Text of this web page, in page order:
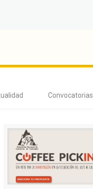
Convocatorias